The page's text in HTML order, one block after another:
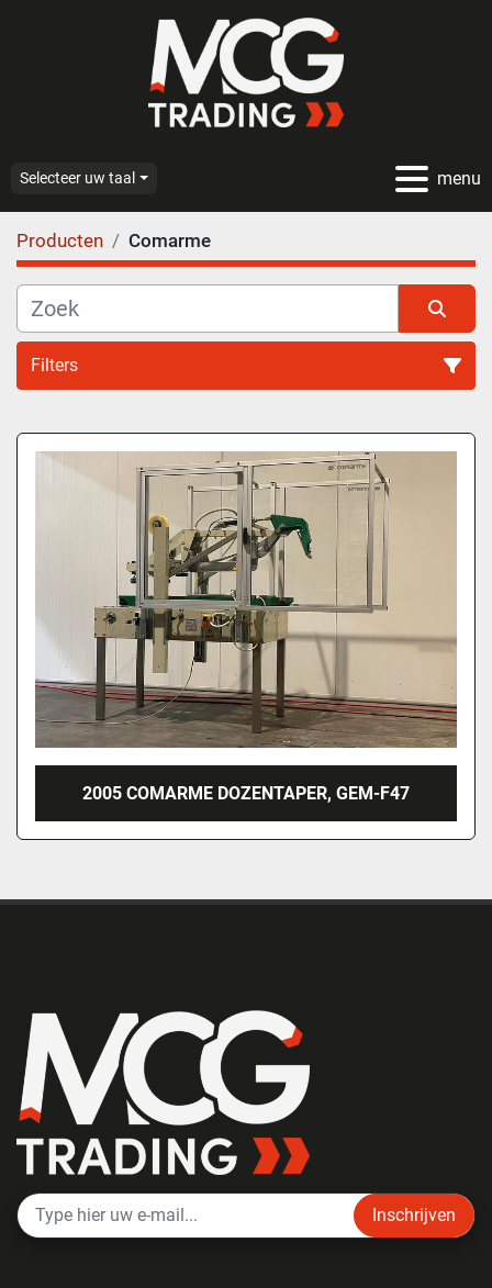
menu
Selecteer uw taal
Producten Comarme
Filters
Alle categoriën
Sorteren op
2005 COMARME DOZENTAPER, GEM-F47
Inschrijven